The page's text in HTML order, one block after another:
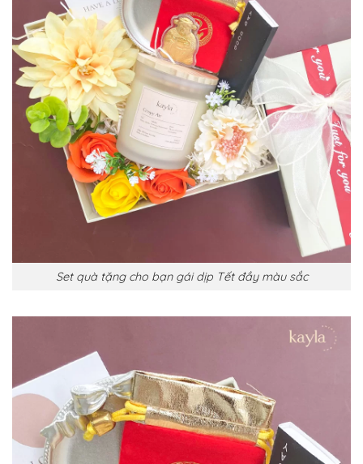
Set quà tặng cho bạn gái dịp Tết đầy màu sắc